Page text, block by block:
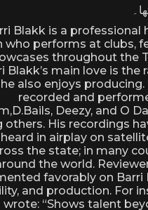
Blakk is a professional
who performs at clubs,
throughout the
Blakk’s main love is the
also enjoys producing.
recorded and
Deezy, and O
others. His recordings
in airplay on
the state; in many
the world.
favorably on Barri
and production. For
wrote: “Shows talent